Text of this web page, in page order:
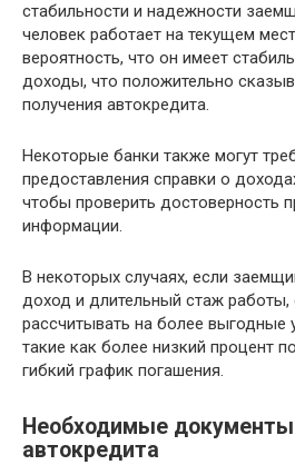
стабильности и надежности
человек работает на текущем
вероятность, что он имеет
доходы, что положительно
получения автокредита.
Некоторые банки также могут
предоставления справки о
чтобы проверить достоверность
информации.
В некоторых случаях, если
доход и длительный стаж
рассчитывать на более выгодные
такие как более низкий процент
гибкий график погашения.
Необходимые
автокредита